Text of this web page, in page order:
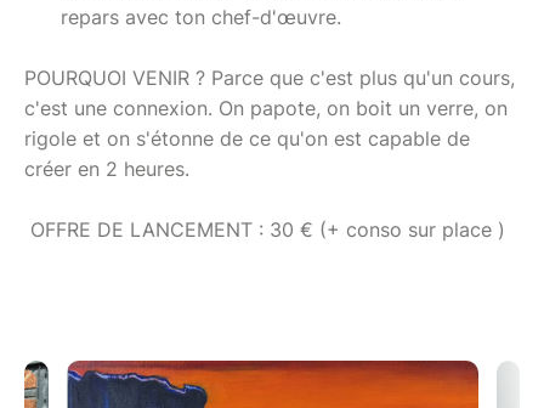
repars avec ton chef-d'œuvre.
POURQUOI VENIR ? Parce que c'est plus qu'un cours,
c'est une connexion. On papote, on boit un verre, on
rigole et on s'étonne de ce qu'on est capable de
créer en 2 heures.
OFFRE DE LANCEMENT : 30 € (+ conso sur place )